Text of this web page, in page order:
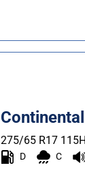
275/65 R17 115H
D C